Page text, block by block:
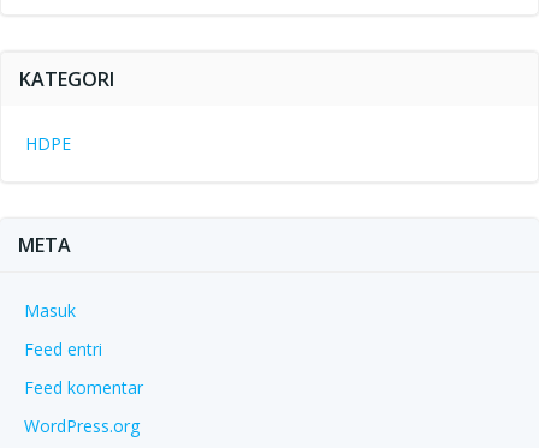
KATEGORI
HDPE
META
Masuk
Feed entri
Feed komentar
WordPress.org